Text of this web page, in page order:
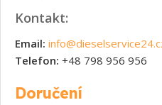
Kontakt:
Email:
Telefon: +48 798 956 956
Doručení